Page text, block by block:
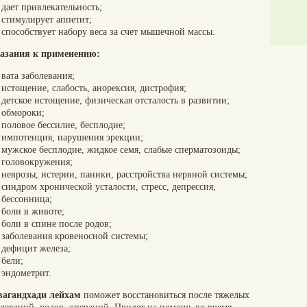
дает привлекательность;
стимулирует аппетит;
способствует набору веса за счет мышечной массы.
к применению:
вата заболевания;
истощение, слабость, анорексия, дистрофия;
детское истощение, физическая отсталость в развитии;
обмороки;
половое бессилие, бесплодие;
импотенция, нарушения эрекции;
мужское бесплодие, жидкое семя, слабые сперматозоиды;
головокружения;
неврозы, истерии, паники, расстройства нервной системы;
синдром хронической усталости, стресс, депрессия,
бессонница;
боли в животе;
боли в спине после родов;
заболевания кровеносной системы;
дефицит железа;
бели;
эндометрит.
лейхам поможет восстановиться после тяжелых